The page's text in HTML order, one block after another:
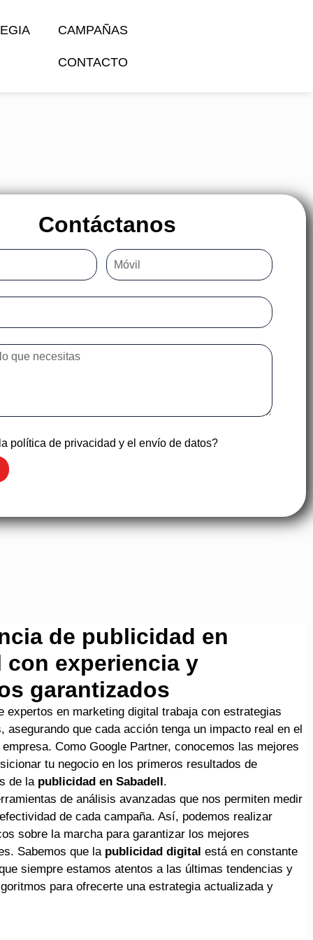
CAMPAÑAS
CONTACTO
Contáctanos
política de privacidad y el envío de datos?
de publicidad en
con experiencia y
garantizados
expertos en marketing digital trabaja con estrategias
asegurando que cada acción tenga un impacto real en el
Como Google Partner, conocemos las mejores
tu negocio en los primeros resultados de
de la publicidad en Sabadell.
de análisis avanzadas que nos permiten medir
de cada campaña. Así, podemos realizar
sobre la marcha para garantizar los mejores
Sabemos que la publicidad digital está en constante
siempre estamos atentos a las últimas tendencias y
para ofrecerte una estrategia actualizada y